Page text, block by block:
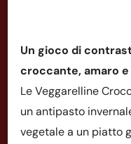
Un gioco di
croccante, amaro
Le Veggarelline
un antipasto
vegetale a un piatto